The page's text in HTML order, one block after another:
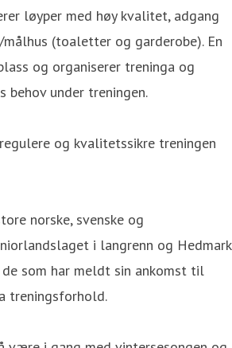
løyper med høy kvalitet, adgang
(toaletter og garderobe). En
og organiserer treninga og
behov under treningen.
og kvalitetssikre treningen
norske, svenske og
i langrenn og Hedmark
som har meldt sin ankomst til
treningsforhold.